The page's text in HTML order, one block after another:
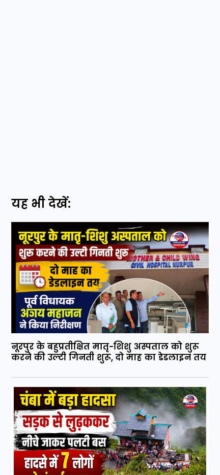
यह भी देखें:
नूरपुर के बहुप्रतीक्षित मातृ-शिशु अस्पताल को शुरू
करने की उल्टी गिनती शुरू, दो माह का डेडलाइन तय